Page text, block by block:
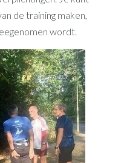
de training maken,
wordt.